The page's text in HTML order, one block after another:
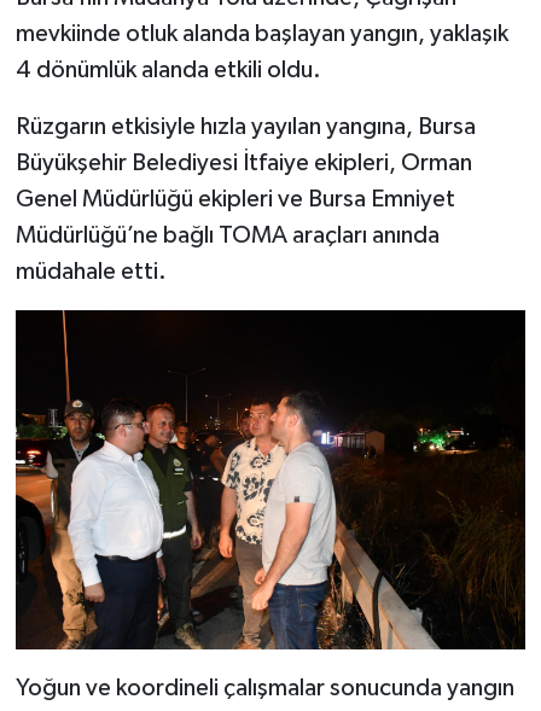
mevkiinde otluk alanda başlayan yangın, yaklaşık
4 dönümlük alanda etkili oldu.
Rüzgarın etkisiyle hızla yayılan yangına, Bursa
Büyükşehir Belediyesi İtfaiye ekipleri, Orman
Genel Müdürlüğü ekipleri ve Bursa Emniyet
Müdürlüğü’ne bağlı TOMA araçları anında
müdahale etti.
Yoğun ve koordineli çalışmalar sonucunda yangın